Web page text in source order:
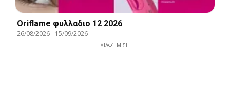
Oriflame φυλλαδιο 12 2026
26/08/2026- 15/09/2026
ΔΙΑΦΉΜΙΣΗ